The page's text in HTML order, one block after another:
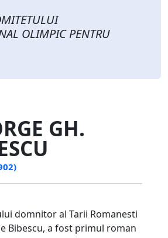
OLIMPIC PENTRU
GH.
domnitor al Tarii Romanesti
Bibescu, a fost primul roman